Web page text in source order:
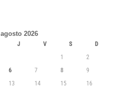
agosto 2026
J V S
D
1
2
6 7 8
9
13 14 15
16